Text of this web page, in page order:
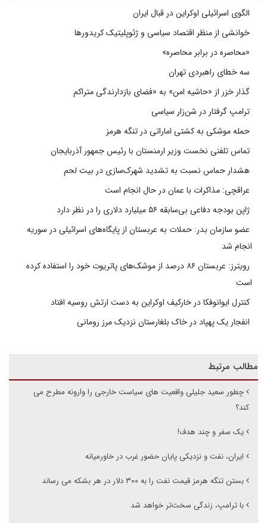
الگوی اسرائیلی اوکراین در قبال ایران
خوانشی از منظر اقتصاد سیاسی و ژئوپلیتیک کریدورها
«محاصره در برابر محاصره»
سه خطای راهبردی تهران
گذار خزر از «حاشیه امن» به «فضای بازدارندگی متراکم
ترامپ گرفتار در شن‌زار سیاسی
حمله موشکی به کشتی اماراتی در تنگه هرمز
تماس تلفنی نخست وزیر ارمنستان با رئیس جمهور آذربایجان
هشدار حماس نسبت به تشدید شهرک‌سازی در بیت‌ لحم
عراقچی: مذاکرات با عمان در حال انجام است
ژاپن بودجه دفاعی بی‌سابقه ۵۶ میلیارد دلاری را در نظر دارد
عضو سازمان بدر: حملات به عربستان از پایگاه‌های اسرائیلی در سوریه
انجام شد
رویترز: عربستان ۸۶ درصد از موشک‌های پاتریوت خود را استفاده کرده
است
کنترل ایوانوفکا در خارکیف اوکراین به دست ارتش روسیه افتاد
انفجار یک پهپاد در خاک بلغارستان نزدیک مرز رومانی
مطالب مرتبط
چطور سعید جلیلی واقعیت های سیاست خارجی را وارونه مطرح می
کند؟
یک سفر و چند هدف!
ایران، نفت و نزدیکی پایان حضور غرب در خاورمیانه
بستن تنگه هرمز قیمت نفت را به ۳۰۰ دلار در هر بشکه می رساند
با ترامپ، زندگی سخت‌تر خواهد شد